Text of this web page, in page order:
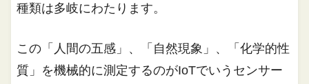
種類は多岐にわたります。
この「人間の五感」、「自然現象」、「化学的性
質」を機械的に測定するのがIoTでいうセンサー